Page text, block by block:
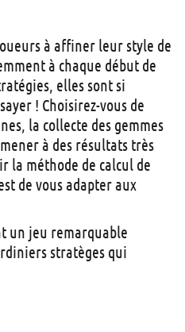
à affiner leur style de
à chaque début de
elles sont si
! Choisirez-vous de
la collecte des gemmes
à des résultats très
la méthode de calcul de
de vous adapter aux
un jeu remarquable
stratèges qui